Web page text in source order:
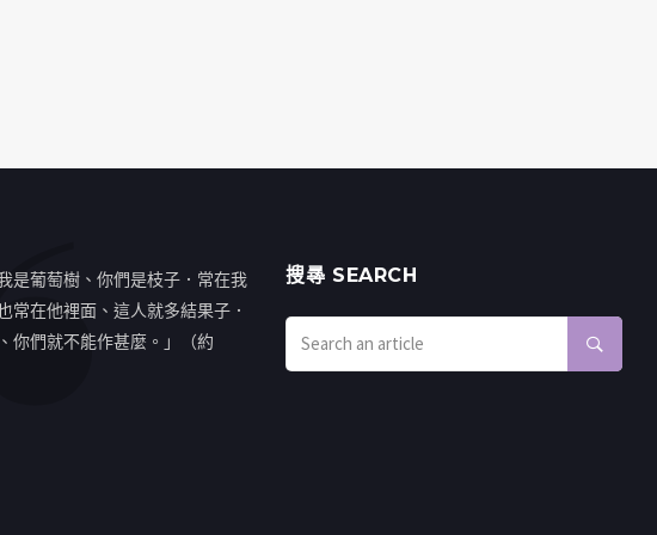
是葡萄樹、你們是枝子．常在我
常在他裡面、這人就多結果子．
你們就不能作甚麼。」（約
搜㝷 SEARCH